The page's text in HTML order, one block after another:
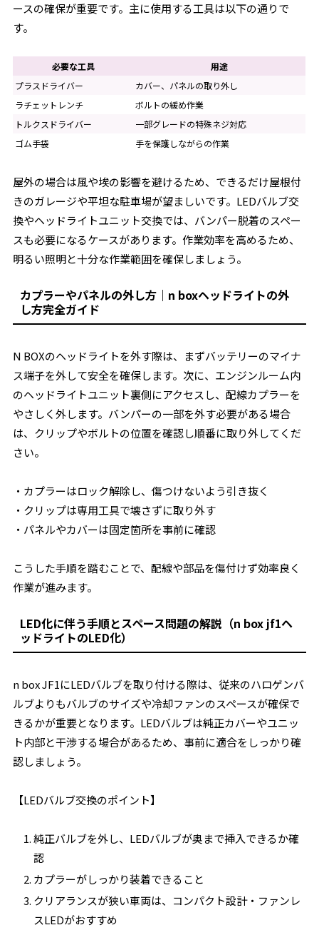
ースの確保が重要です。主に使用する工具は以下の通りで
す。
必要な工具
用途
プラスドライバー
カバー、パネルの取り外し
ラチェットレンチ
ボルトの緩め作業
トルクスドライバー
一部グレードの特殊ネジ対応
ゴム手袋
手を保護しながらの作業
屋外の場合は風や埃の影響を避けるため、できるだけ屋根付
きのガレージや平坦な駐車場が望ましいです。LEDバルブ交
換やヘッドライトユニット交換では、バンパー脱着のスペー
スも必要になるケースがあります。作業効率を高めるため、
明るい照明と十分な作業範囲を確保しましょう。
カプラーやパネルの外し方｜n boxヘッドライトの外
し方完全ガイド
N BOXのヘッドライトを外す際は、まずバッテリーのマイナ
ス端子を外して安全を確保します。次に、エンジンルーム内
のヘッドライトユニット裏側にアクセスし、配線カプラーを
やさしく外します。バンパーの一部を外す必要がある場合
は、クリップやボルトの位置を確認し順番に取り外してくだ
さい。
・カプラーはロック解除し、傷つけないよう引き抜く
・クリップは専用工具で壊さずに取り外す
・パネルやカバーは固定箇所を事前に確認
こうした手順を踏むことで、配線や部品を傷付けず効率良く
作業が進みます。
LED化に伴う手順とスペース問題の解説（n box jf1ヘ
ッドライトのLED化）
n box JF1にLEDバルブを取り付ける際は、従来のハロゲンバ
ルブよりもバルブのサイズや冷却ファンのスペースが確保で
きるかが重要となります。LEDバルブは純正カバーやユニッ
ト内部と干渉する場合があるため、事前に適合をしっかり確
認しましょう。
【LEDバルブ交換のポイント】
純正バルブを外し、LEDバルブが奥まで挿入できるか確
認
カプラーがしっかり装着できること
クリアランスが狭い車両は、コンパクト設計・ファンレ
スLEDがおすすめ